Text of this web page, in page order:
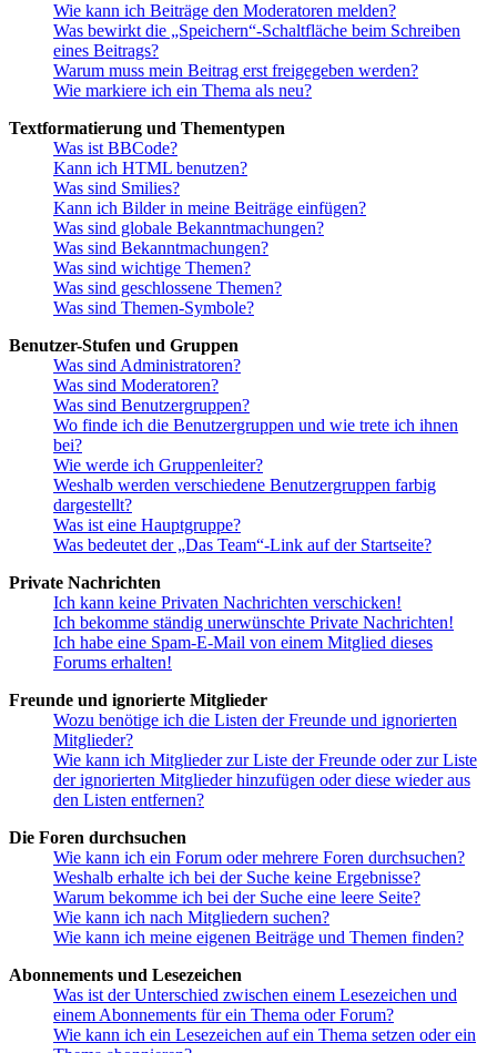
Wie kann ich Beiträge den Moderatoren melden?
Was bewirkt die „Speichern“-Schaltfläche beim Schreiben
eines Beitrags?
Warum muss mein Beitrag erst freigegeben werden?
Wie markiere ich ein Thema als neu?
Textformatierung und Thementypen
Was ist BBCode?
Kann ich HTML benutzen?
Was sind Smilies?
Kann ich Bilder in meine Beiträge einfügen?
Was sind globale Bekanntmachungen?
Was sind Bekanntmachungen?
Was sind wichtige Themen?
Was sind geschlossene Themen?
Was sind Themen-Symbole?
Benutzer-Stufen und Gruppen
Was sind Administratoren?
Was sind Moderatoren?
Was sind Benutzergruppen?
Wo finde ich die Benutzergruppen und wie trete ich ihnen
bei?
Wie werde ich Gruppenleiter?
Weshalb werden verschiedene Benutzergruppen farbig
dargestellt?
Was ist eine Hauptgruppe?
Was bedeutet der „Das Team“-Link auf der Startseite?
Private Nachrichten
Ich kann keine Privaten Nachrichten verschicken!
Ich bekomme ständig unerwünschte Private Nachrichten!
Ich habe eine Spam-E-Mail von einem Mitglied dieses
Forums erhalten!
Freunde und ignorierte Mitglieder
Wozu benötige ich die Listen der Freunde und ignorierten
Mitglieder?
Wie kann ich Mitglieder zur Liste der Freunde oder zur Liste
der ignorierten Mitglieder hinzufügen oder diese wieder aus
den Listen entfernen?
Die Foren durchsuchen
Wie kann ich ein Forum oder mehrere Foren durchsuchen?
Weshalb erhalte ich bei der Suche keine Ergebnisse?
Warum bekomme ich bei der Suche eine leere Seite?
Wie kann ich nach Mitgliedern suchen?
Wie kann ich meine eigenen Beiträge und Themen finden?
Abonnements und Lesezeichen
Was ist der Unterschied zwischen einem Lesezeichen und
einem Abonnements für ein Thema oder Forum?
Wie kann ich ein Lesezeichen auf ein Thema setzen oder ein